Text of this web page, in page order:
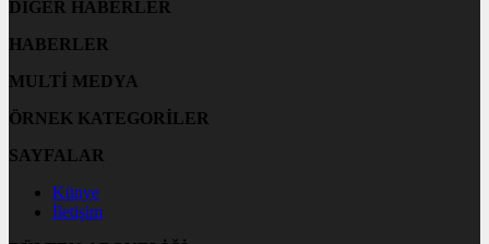
DİĞER HABERLER
HABERLER
MULTİ MEDYA
ÖRNEK KATEGORİLER
SAYFALAR
Künye
İletişim